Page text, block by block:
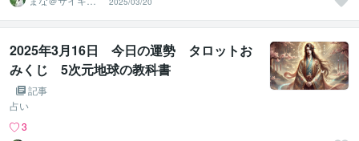
ク能力を覚醒さ
せる専門家
2025年3月16日 今日の運勢 タロットお
みくじ 5次元地球の教科書
記事
占い
3